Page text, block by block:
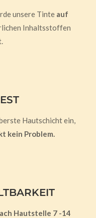
unsere Tinte auf
Inhaltsstoffen
Hautschicht ein,
kein Problem.
Hautstelle 7 -14